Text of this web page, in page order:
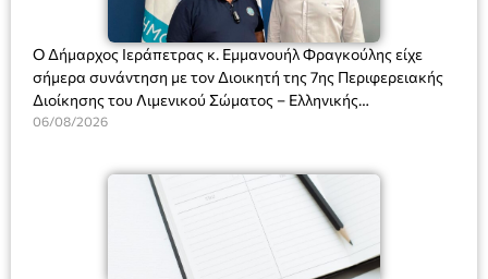
Ο Δήμαρχος Ιεράπετρας κ. Εμμανουήλ Φραγκούλης είχε
σήμερα συνάντηση με τον Διοικητή της 7ης Περιφερειακής
Διοίκησης του Λιμενικού Σώματος – Ελληνικής
Ακτοφυλακής (Λ.Σ.-ΕΛ.ΑΚΤ.), Αρχιπλοίαρχο Λ.Σ. κ. Ιωάννη
06/08/2026